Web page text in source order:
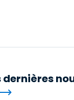
dernières